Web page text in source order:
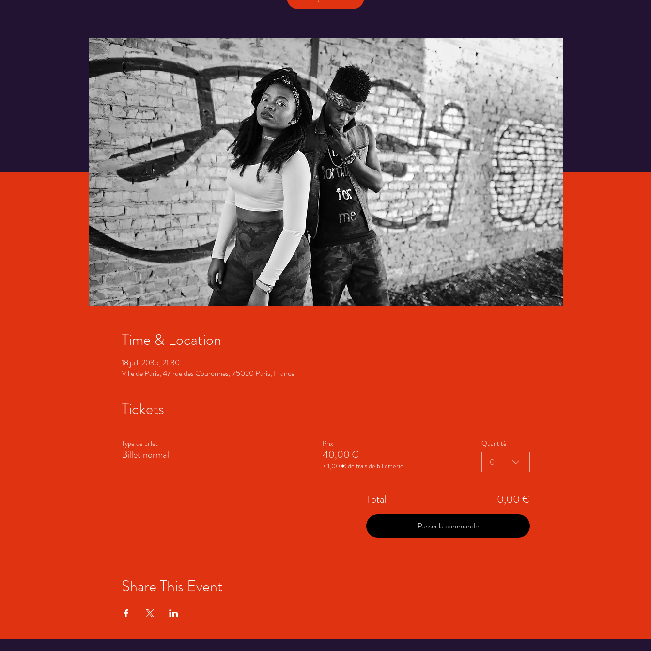
Time & Location
18 juil. 2035, 21:30
Ville de Paris, 47 rue des Couronnes, 75020 Paris, France
Tickets
Type de billet
Billet normal
Prix
40,00 €
+ 1,00 € de frais de billetterie
Quantité
0
Total 0,00 €
Passer la commande
Share This Event